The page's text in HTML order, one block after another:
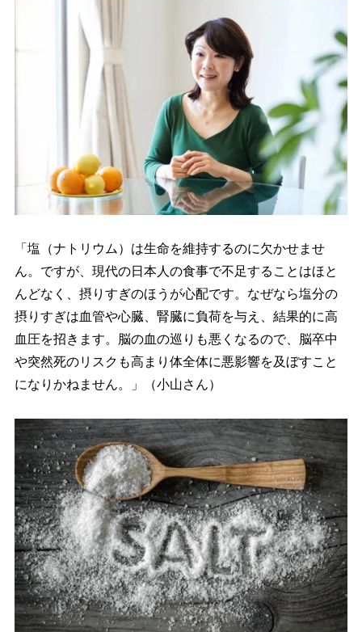
「塩（ナトリウム）は生命を維持するのに欠かせませ
ん。ですが、現代の日本人の食事で不足することはほと
んどなく、摂りすぎのほうが心配です。なぜなら塩分の
摂りすぎは血管や心臓、腎臓に負荷を与え、結果的に高
血圧を招きます。脳の血の巡りも悪くなるので、脳卒中
突然死のリスクも高まり体全体に悪影響を及ぼすこと
になりかねません。」（小山さん）